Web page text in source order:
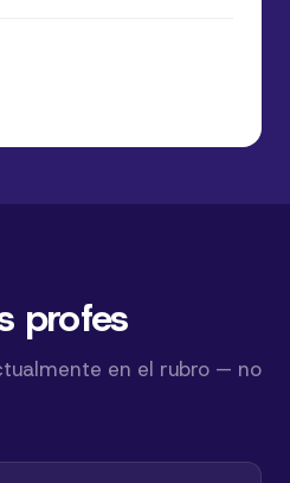
profes
en el rubro — no